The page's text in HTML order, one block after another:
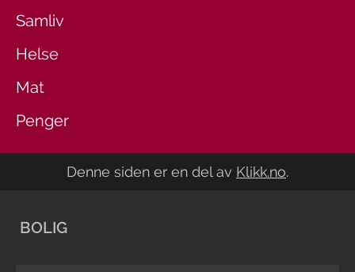
Samliv
Helse
Mat
Penger
Denne siden er en del av Klikk.no.
BOLIG